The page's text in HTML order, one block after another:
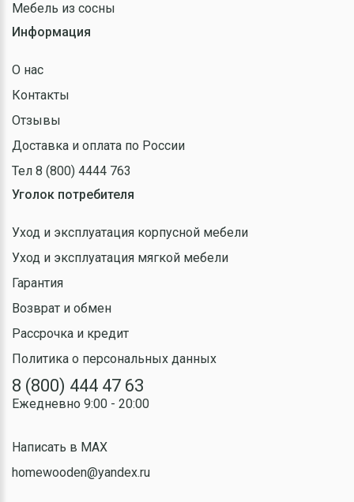
Мебель из сосны
Информация
О нас
Контакты
Отзывы
Доставка и оплата по России
Тел 8 (800) 4444 763
Уголок потребителя
Уход и эксплуатация корпусной мебели
Уход и эксплуатация мягкой мебели
Гарантия
Возврат и обмен
Рассрочка и кредит
Политика о персональных данных
8 (800) 444 47 63
Ежедневно 9:00 - 20:00
Написать в MAX
homewooden@yandex.ru